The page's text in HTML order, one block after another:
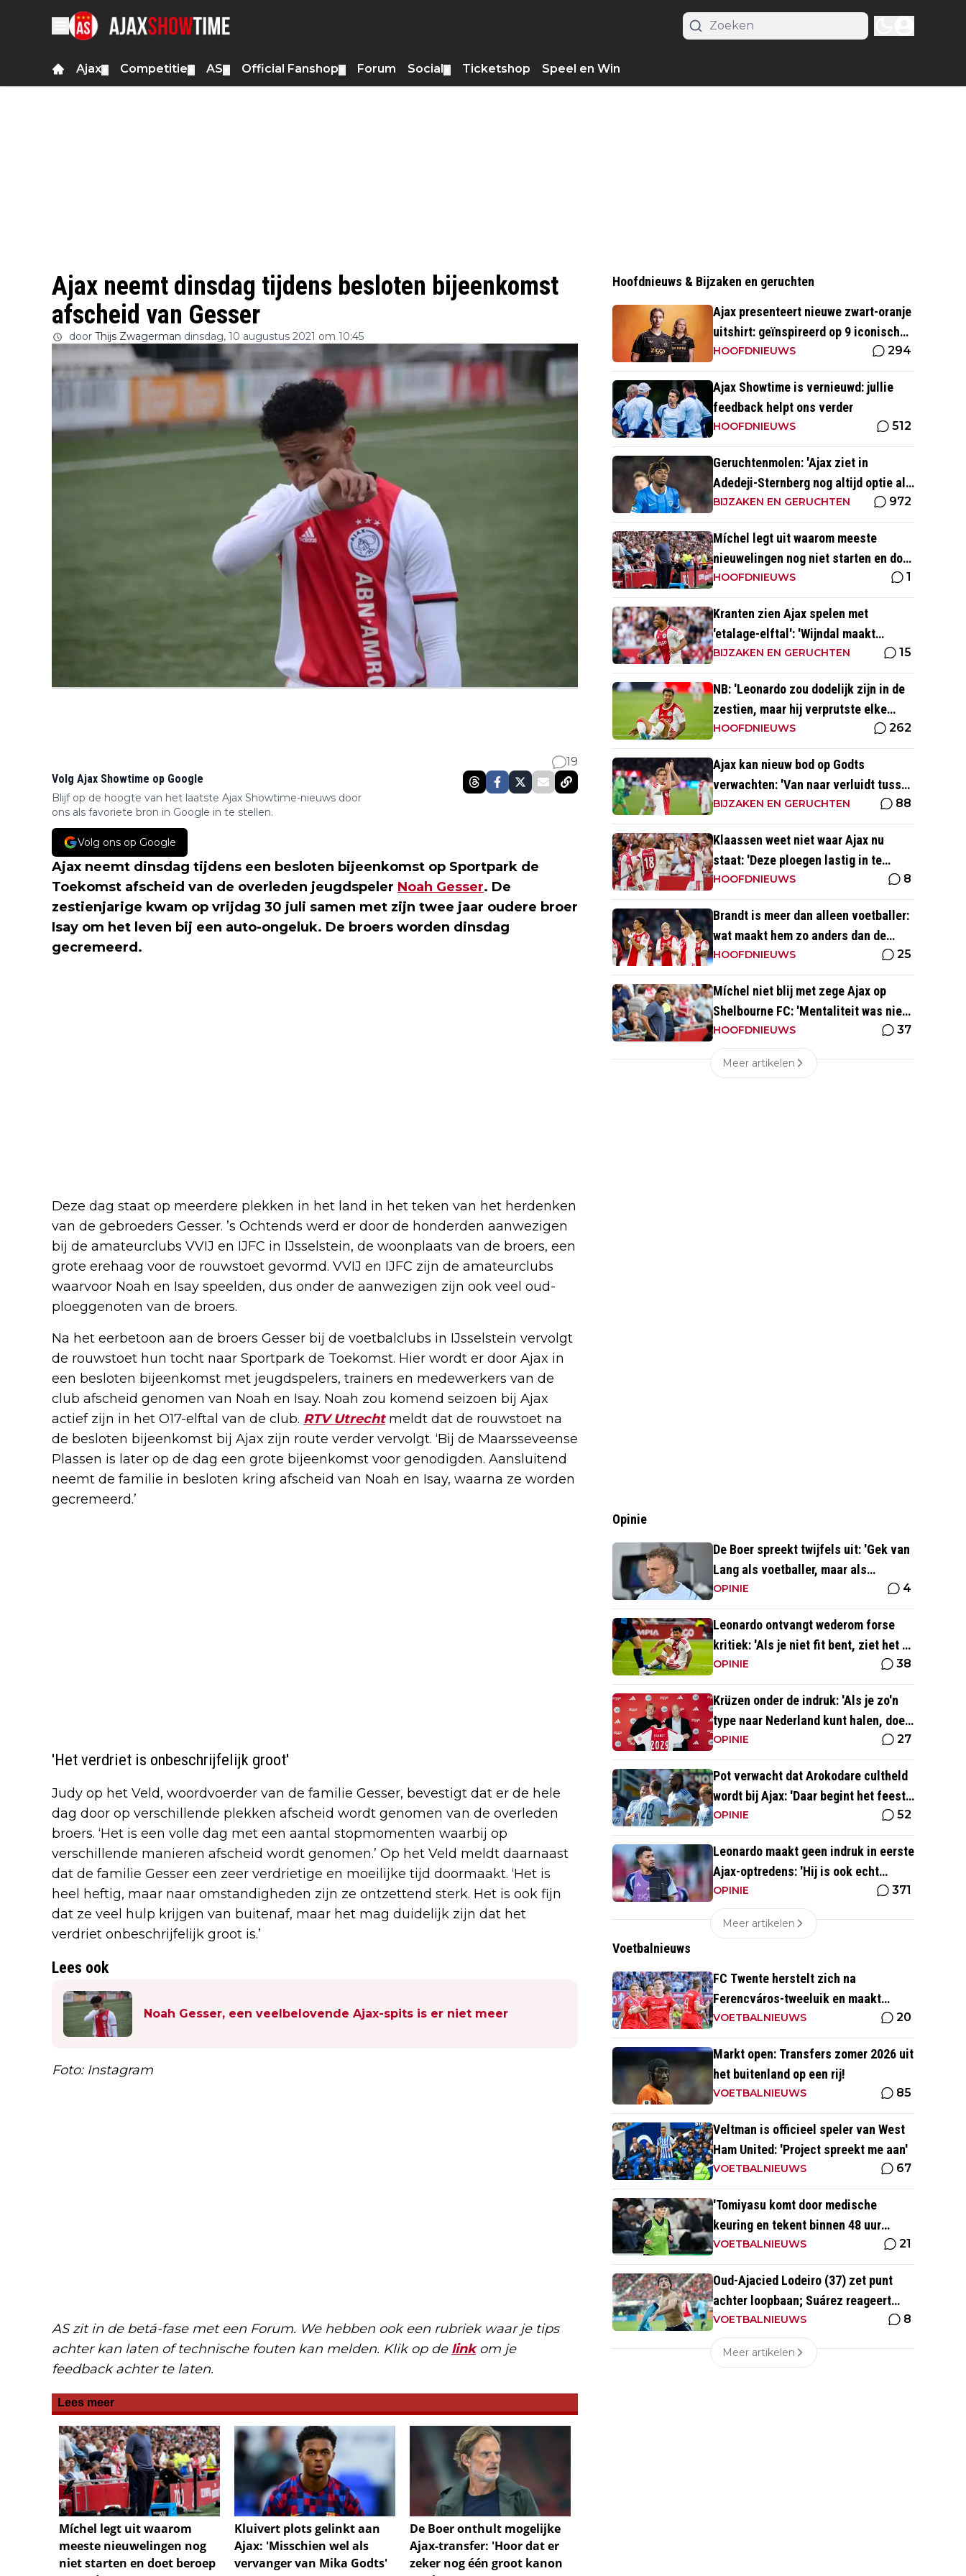
Ajax Competitie AS Official Fanshop Forum Social Ticketshop Speel en Win
Ajax neemt dinsdag tijdens besloten bijeenkomst
afscheid van Gesser
door Thijs Zwagerman dinsdag, 10 augustus 2021 om 10:45
19
Volg Ajax Showtime op Google
Blijf op de hoogte van het laatste Ajax Showtime-nieuws door
ons als favoriete bron in Google in te stellen.
Volg ons op Google
Ajax neemt dinsdag tijdens een besloten bijeenkomst op Sportpark de
Toekomst afscheid van de overleden jeugdspeler Noah Gesser. De
zestienjarige kwam op vrijdag 30 juli samen met zijn twee jaar oudere broer
Isay om het leven bij een auto-ongeluk. De broers worden dinsdag
gecremeerd.
Deze dag staat op meerdere plekken in het land in het teken van het herdenken
van de gebroeders Gesser. ’s Ochtends werd er door de honderden aanwezigen
bij de amateurclubs VVIJ en IJFC in IJsselstein, de woonplaats van de broers, een
grote erehaag voor de rouwstoet gevormd. VVIJ en IJFC zijn de amateurclubs
waarvoor Noah en Isay speelden, dus onder de aanwezigen zijn ook veel oud-
ploeggenoten van de broers.
Na het eerbetoon aan de broers Gesser bij de voetbalclubs in IJsselstein vervolgt
de rouwstoet hun tocht naar Sportpark de Toekomst. Hier wordt er door Ajax in
een besloten bijeenkomst met jeugdspelers, trainers en medewerkers van de
club afscheid genomen van Noah en Isay. Noah zou komend seizoen bij Ajax
actief zijn in het O17-elftal van de club. RTV Utrechtmeldt dat de rouwstoet na
de besloten bijeenkomst bij Ajax zijn route verder vervolgt. ‘Bij de Maarsseveense
Plassen is later op de dag een grote bijeenkomst voor genodigden. Aansluitend
neemt de familie in besloten kring afscheid van Noah en Isay, waarna ze worden
gecremeerd.’
'Het verdriet is onbeschrijfelijk groot'
Judy op het Veld, woordvoerder van de familie Gesser, bevestigt dat er de hele
dag door op verschillende plekken afscheid wordt genomen van de overleden
broers. ‘Het is een volle dag met een aantal stopmomenten waarbij op
verschillende manieren afscheid wordt genomen.’ Op het Veld meldt daarnaast
dat de familie Gesser een zeer verdrietige en moeilijke tijd doormaakt. ‘Het is
heel heftig, maar naar omstandigheden zijn ze ontzettend sterk. Het is ook fijn
dat ze veel hulp krijgen van buitenaf, maar het mag duidelijk zijn dat het
verdriet onbeschrijfelijk groot is.’
Lees ook
Noah Gesser, een veelbelovende Ajax-spits is er niet meer
Foto: Instagram
AS zit in de betá-fase met een Forum. We hebben ook een rubriek waar je tips
achter kan laten of technische fouten kan melden. Klik op de linkom je
feedback achter te laten.
Hoofdnieuws & Bijzaken en geruchten
Ajax presenteert nieuwe zwart-oranje
uitshirt: geïnspireerd op 9 iconische
momenten uit clubhistorie
HOOFDNIEUWS 294
Ajax Showtime is vernieuwd: jullie
feedback helpt ons verder
HOOFDNIEUWS 512
Geruchtenmolen: 'Ajax ziet in
Adedeji-Sternberg nog altijd optie als
Godts vertrekt'
BIJZAKEN EN GERUCHTEN 972
Míchel legt uit waarom meeste
nieuwelingen nog niet starten en doet
beroep op Godts
HOOFDNIEUWS 1
Kranten zien Ajax spelen met
'etalage-elftal': 'Wijndal maakt
laatste weken een prima indruk'
BIJZAKEN EN GERUCHTEN 15
NB: 'Leonardo zou dodelijk zijn in de
zestien, maar hij verprutste elke
kans'
HOOFDNIEUWS 262
Ajax kan nieuw bod op Godts
verwachten: 'Van naar verluidt tussen
de 50 en 55 miljoen euro'
BIJZAKEN EN GERUCHTEN 88
Klaassen weet niet waar Ajax nu
staat: 'Deze ploegen lastig in te
schatten ten opzichte van Eredivisie'
HOOFDNIEUWS 8
Brandt is meer dan alleen voetballer:
wat maakt hem zo anders dan de
'gemiddelde' voetballer?
HOOFDNIEUWS 25
Míchel niet blij met zege Ajax op
Shelbourne FC: 'Mentaliteit was niet
goed genoeg in de slotfase'
HOOFDNIEUWS 37
Meer artikelen
Opinie
De Boer spreekt twijfels uit: 'Gek van
Lang als voetballer, maar als
persoonlijkheid niet'
OPINIE 4
Leonardo ontvangt wederom forse
kritiek: 'Als je niet fit bent, ziet het er
best wel slecht uit'
OPINIE 38
Krüzen onder de indruk: 'Als je zo'n
type naar Nederland kunt halen, doe
je iets goed'
OPINIE 27
Pot verwacht dat Arokodare cultheld
wordt bij Ajax: 'Daar begint het feest
eigenlijk al'
OPINIE 52
Leonardo maakt geen indruk in eerste
Ajax-optredens: 'Hij is ook echt
langzaam'
OPINIE 371
Meer artikelen
Voetbalnieuws
FC Twente herstelt zich na
Ferencváros-tweeluik en maakt
gehakt van Slowaakse opponent
VOETBALNIEUWS 20
Markt open: Transfers zomer 2026 uit
het buitenland op een rij!
VOETBALNIEUWS 85
Veltman is officieel speler van West
Ham United: 'Project spreekt me aan'
VOETBALNIEUWS 67
'Tomiyasu komt door medische
keuring en tekent binnen 48 uur
contract bij nieuwe club'
VOETBALNIEUWS 21
Oud-Ajacied Lodeiro (37) zet punt
achter loopbaan; Suárez reageert
emotioneel
VOETBALNIEUWS 8
Meer artikelen